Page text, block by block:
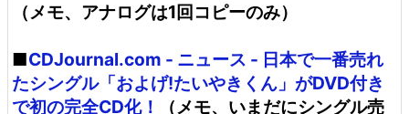
（メモ、アナログは1回コピーのみ）
■CDJournal.com - ニュース - 日本で一番売れ
たシングル「およげ!たいやきくん」がDVD付き
で初の完全CD化！
（メモ、いまだにシングル売